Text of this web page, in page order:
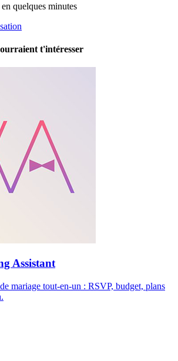
quelques minutes
t'intéresser
Assistant
mariage tout-en-un : RSVP, budget, plans